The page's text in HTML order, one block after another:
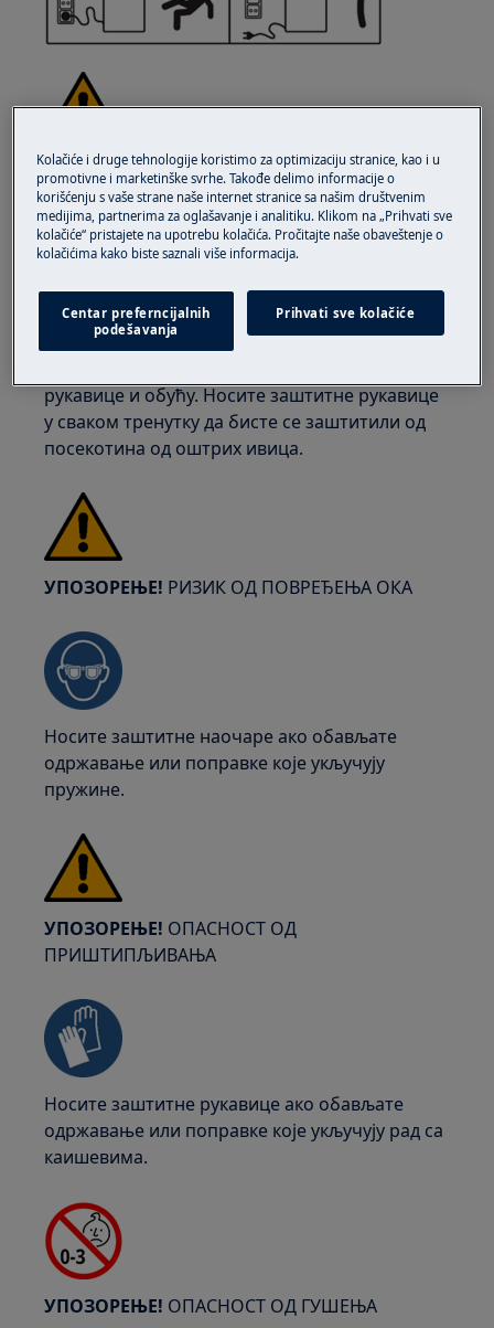
УПОЗОРЕЊЕ!РИЗИК ОД ПОВРЕЂИВАЊА
Увек будите обазриви при померању апарата.
За тешке апарате најбезбедније је да их две
рукавице и обућу. Носите заштитне рукавице
у сваком тренутку да бисте се заштитили од
посекотина од оштрих ивица.
УПОЗОРЕЊЕ! РИЗИК ОД ПОВРЕЂЕЊА ОКА
Носите заштитне наочаре ако обављате
одржавање или поправке које укључују
пружине.
УПОЗОРЕЊЕ! ОПАСНОСТ ОД
ПРИШТИПЉИВАЊА
Носите заштитне рукавице ако обављате
одржавање или поправке које укључују рад са
каишевима.
УПОЗОРЕЊЕ! ОПАСНОСТ ОД ГУШЕЊА
Kolačiće i druge tehnologije koristimo za optimizaciju stranice, kao i u
promotivne i marketinške svrhe. Takođe delimo informacije o
korišćenju s vaše strane naše internet stranice sa našim društvenim
medijima, partnerima za oglašavanje i analitiku. Klikom na „Prihvati sve
kolačiće“ pristajete na upotrebu kolačića. Pročitajte naše obaveštenje o
kolačićima kako biste saznali više informacija.
Centar preferncijalnih
podešavanja
Prihvati sve kolačiće